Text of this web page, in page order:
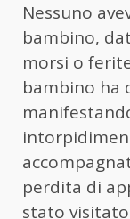
Nessuno
bambino,
morsi o
bambino ha
perdita di
stato